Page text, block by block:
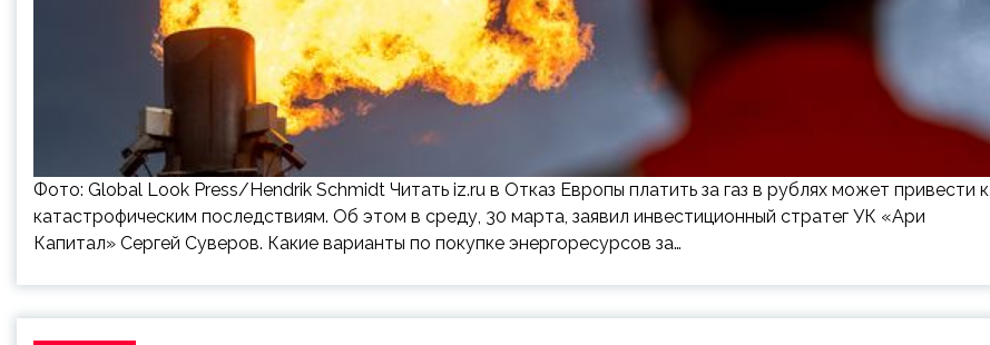
Фото: Global Look Press/Hendrik Schmidt Читать iz.ru в Отказ Европы платить за газ в рублях может привести к
катастрофическим последствиям. Об этом в среду, 30 марта, заявил инвестиционный стратег УК «Ари
Капитал» Сергей Суверов. Какие варианты по покупке энергоресурсов за…